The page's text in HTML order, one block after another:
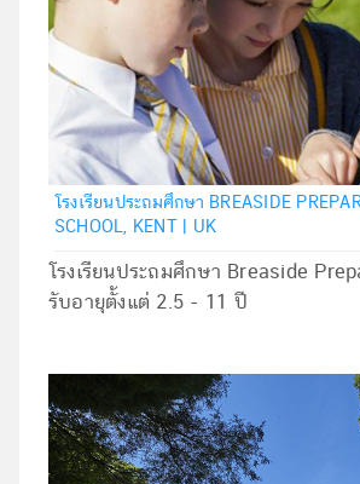
โรงเรียนประถมศึกษา BREASIDE
SCHOOL, KENT | UK
โรงเรียนประถมศึกษา Breaside
รับอายุตั้งแต่ 2.5 - 11 ปี